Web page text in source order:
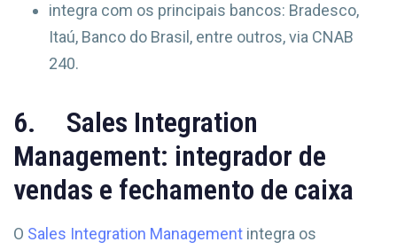
integra com os principais bancos: Bradesco,
Itaú, Banco do Brasil, entre outros, via CNAB
240.
6. Sales Integration
Management: integrador de
vendas e fechamento de caixa
O Sales Integration Management integra os